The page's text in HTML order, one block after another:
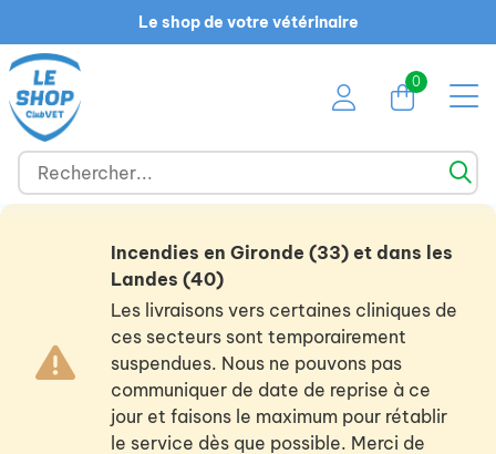
Le shop de votre vétérinaire
0
Incendies en Gironde (33) et dans les
Landes (40)
Les livraisons vers certaines cliniques de
ces secteurs sont temporairement
suspendues. Nous ne pouvons pas
communiquer de date de reprise à ce
jour et faisons le maximum pour rétablir
le service dès que possible. Merci de